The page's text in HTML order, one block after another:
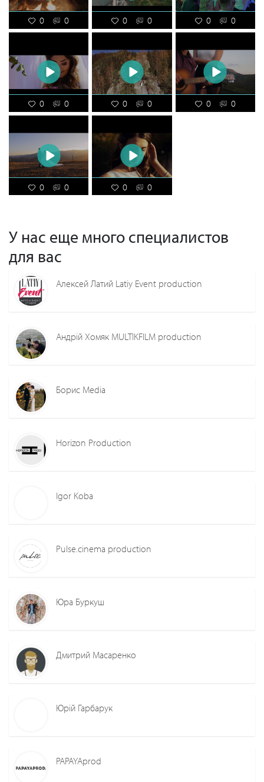
0 0 0 0 0 0
0 0 0 0 0 0
0 0 0 0
У нас еще много специалистов
для вас
Алексей Латий Latiy Event production
Андрій Хомяк MULTIKFILM production
Борис Media
Horizon Production
Igor Koba
Pulse.cinema production
Юра Буркуш
Дмитрий Масаренко
Юрій Гарбарук
PAPAYAprod